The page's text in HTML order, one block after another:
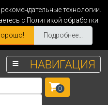
технологии.
с Политикой обработки
Подробнее...
НАВИГАЦИЯ
0